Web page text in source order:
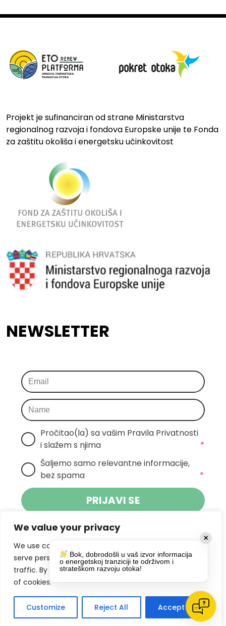
We value your privacy
We use cookies to enhance your browsing experience,
serve personalized ads or content, and analyze our
traffic. By clicking "Accept All", you consent to our use
of cookies.
Customize Reject All Accept All
Projekt je sufinanciran od strane Ministarstva
regionalnog razvoja i fondova Europske unije te Fonda
za zaštitu okoliša i energetsku učinkovitost
NEWSLETTER
Pročitao(la) sa vašim Pravila Privatnosti
i slažem s njima
*
Šaljemo samo relevantne informacije,
bez spama
*
PRIJAVI SE
Klikom na gumb dajete suglasnost za
primanje novosti Pokreta Otoka te se
slažete spolitikom privatnosti.
DRUŠTVENE MREŽE
✕
Bok, dobrodošli u vaš izvor informacija
o energetskoj tranziciji te održivom i
strateškom razvoju otoka!